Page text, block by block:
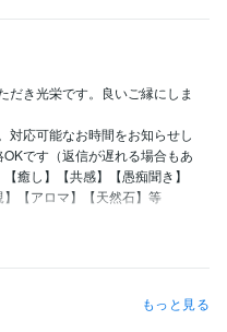
き光栄です。良いご縁にしま
対応可能なお時間をお知らせし
です（返信が遅れる場合もあ
癒し】【共感】【愚痴聞き】
】【アロマ】【天然石】等
メ口、秘書口調のビジネスモ
著作権検定初級取得）秘密保
もっと見る